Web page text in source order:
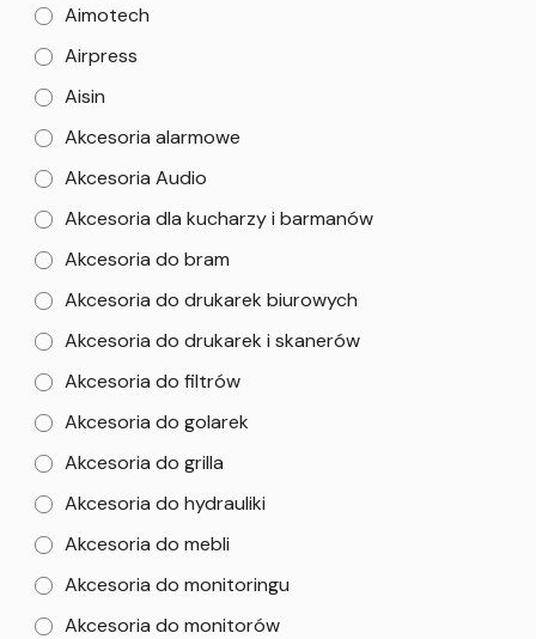
Aimotech
Airpress
Aisin
Akcesoria alarmowe
Akcesoria Audio
Akcesoria dla kucharzy i barmanów
Akcesoria do bram
Akcesoria do drukarek biurowych
Akcesoria do drukarek i skanerów
Akcesoria do filtrów
Akcesoria do golarek
Akcesoria do grilla
Akcesoria do hydrauliki
Akcesoria do mebli
Akcesoria do monitoringu
Akcesoria do monitorów